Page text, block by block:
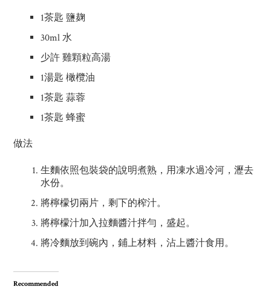
1茶匙 鹽麹
30ml 水
少許 雞顆粒高湯
1湯匙 橄欖油
1茶匙 蒜蓉
1茶匙 蜂蜜
做法
生麵依照包裝袋的說明煮熟，用凍水過冷河，瀝去
水份。
將檸檬切兩片，剩下的榨汁。
將檸檬汁加入拉麵醬汁拌勻，盛起。
將冷麵放到碗內，鋪上材料，沾上醬汁食用。
Recommended